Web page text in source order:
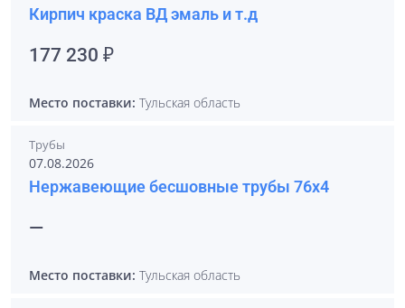
Кирпич краска ВД эмаль и т.д
177 230 ₽
Место поставки: Тульская область
Трубы
07.08.2026
Нержавеющие бесшовные трубы 76х4
—
Место поставки: Тульская область